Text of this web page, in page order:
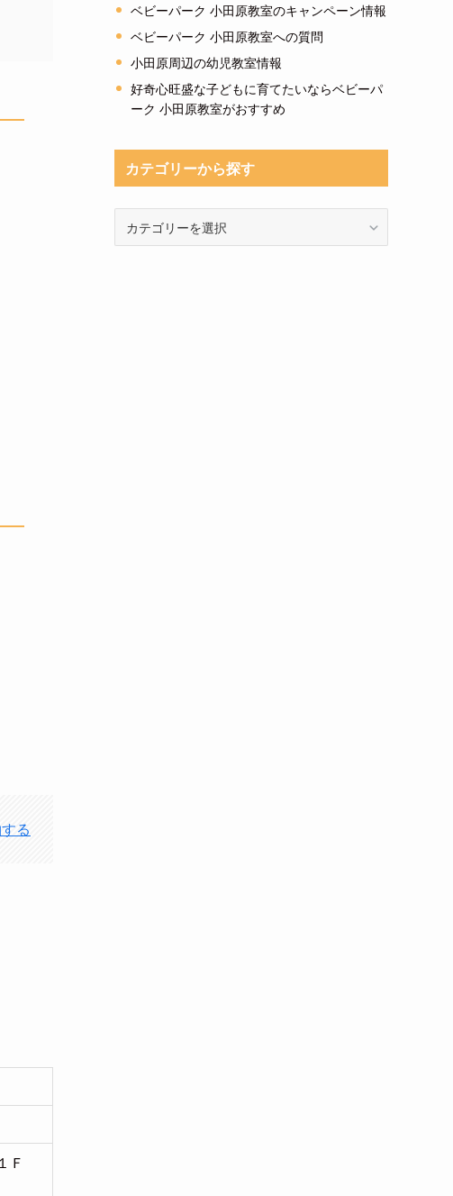
る
Ｆ
ベビーパーク 小田原教室のキャンペーン情報
ベビーパーク 小田原教室への質問
小田原周辺の幼児教室情報
好奇心旺盛な子どもに育てたいならベビーパ
ーク 小田原教室がおすすめ
カテゴリーから探す